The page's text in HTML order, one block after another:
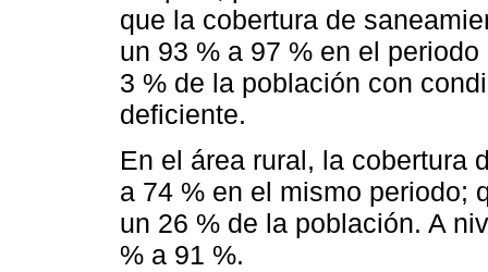
que la cobertura de
un 93 % a 97 % en el
3 % de la población con
deficiente.
En el área rural, la cobertura
a 74 % en el mismo periodo;
un 26 % de la población. A
% a 91 %.